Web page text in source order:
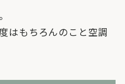
はもちろんのこと空調